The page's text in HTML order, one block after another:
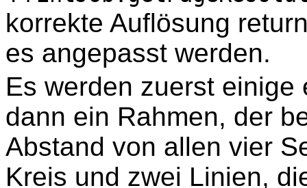
korrekte Auflösung
es angepasst werden.
Es werden zuerst
dann ein Rahmen, der
Abstand von allen vier
Kreis und zwei Linien,